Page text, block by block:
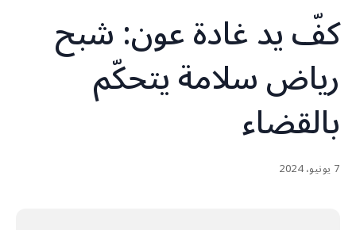
كفّ يد غادة عون: شبح
رياض سلامة يتحكّم
بالقضاء
7 يونيو، 2024